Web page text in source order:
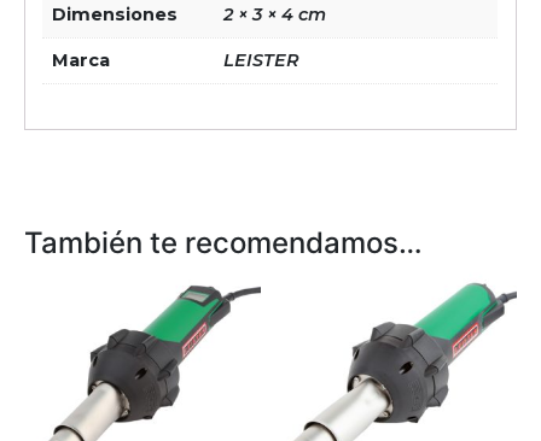
Dimensiones 2 × 3 × 4 cm
Marca LEISTER
También te recomendamos…